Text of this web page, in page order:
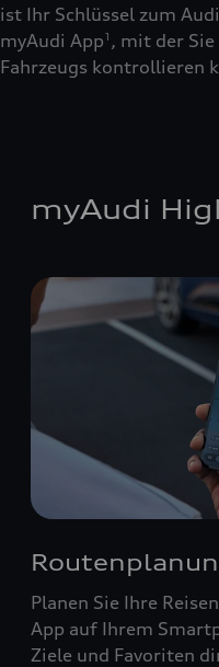
ist Ihr Schlüssel zum
myAudi App1 , mit der
Fahrzeugs kontrollieren
myAudi
Planen Sie Ihre
App auf Ihrem
Ziele und Favoriten